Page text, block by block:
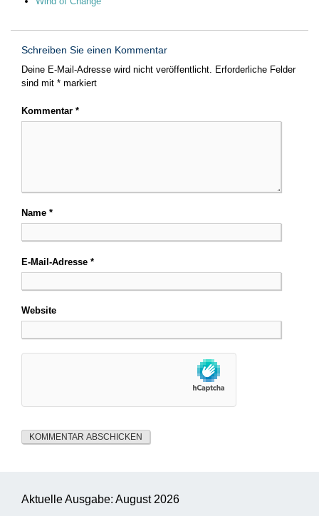
Schreiben Sie einen Kommentar
Deine E-Mail-Adresse wird nicht veröffentlicht. Erforderliche Felder
sind mit * markiert
Kommentar *
Name *
E-Mail-Adresse *
Website
Aktuelle Ausgabe: August 2026